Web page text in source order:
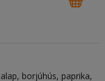
borjúhús paprika